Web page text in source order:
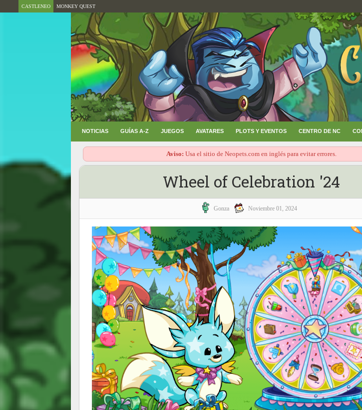
CASTLENEO MONKEY QUEST
NOTICIAS GUÍAS A-Z JUEGOS AVATARES PLOTS Y EVENTOS CENTRO DE NC
Aviso: Usa el sitio de Neopets.com en inglés para evitar errores.
Wheel of Celebration '24
Gonza Noviembre 01, 2024